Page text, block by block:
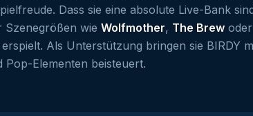
Dass sie eine absolute Live-Bank
wie Wolfmother, The Brew oder
Als Unterstützung bringen sie BIRDY
Pop-Elementen beisteuert.